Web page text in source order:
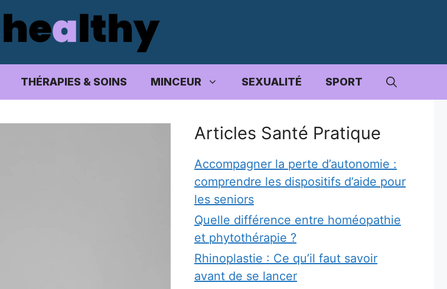
THÉRAPIES & SOINS MINCEUR SEXUALITÉ SPORT
Articles Santé Pratique
Accompagner la perte d’autonomie :
comprendre les dispositifs d’aide pour
les seniors
Quelle différence entre homéopathie
et phytothérapie ?
Rhinoplastie : Ce qu’il faut savoir
avant de se lancer